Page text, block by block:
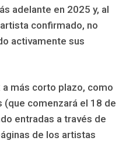
adelante en 2025 y, al
confirmado, no
activamente sus
más corto plazo, como
(que comenzará el 18 de
entradas a través de
de los artistas